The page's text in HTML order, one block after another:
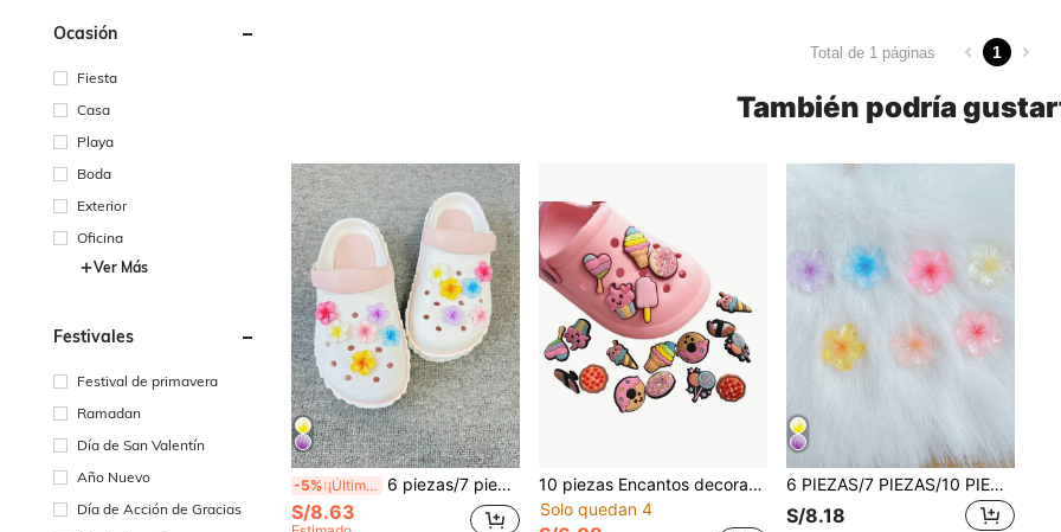
Ocasión
Fiesta
Casa
Playa
Boda
Exterior
Oficina
Ver Más
Festivales
Festival de primavera
Ramadan
Día de San Valentín
Año Nuevo
Día de Acción de Gracias
Total de 1 páginas 1
También podría
-5% ¡Últimos 2 días 6 piezas/7 piezas/10 piezas/11 piezas/12 piezas Encantos de zapatos realistas de animales & plantas no integrados
S/8.63
10 piezas Encantos decorativos de gel suave desmontables para zuecos
Solo quedan 4
6 PIEZAS/7 PIEZAS/10 PIEZAS/11 PIEZAS/12 PIEZAS Decoraciones de zapatos realistas de animales & plantas no integradas
S/8.18